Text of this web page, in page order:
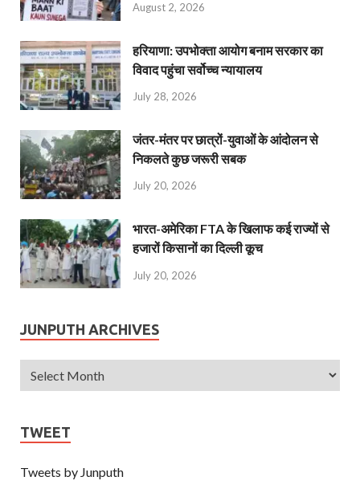
August 2, 2026
हरियाणा: उपभोक्ता आयोग बनाम सरकार का
विवाद पहुंचा सर्वोच्च न्यायालय
July 28, 2026
जंतर-मंतर पर छात्रों-युवाओं के आंदोलन से
निकलते कुछ जरूरी सबक
July 20, 2026
भारत-अमेरिका FTA के खिलाफ कई राज्यों से
हजारों किसानों का दिल्ली कूच
July 20, 2026
JUNPUTH ARCHIVES
TWEET
Tweets by Junputh